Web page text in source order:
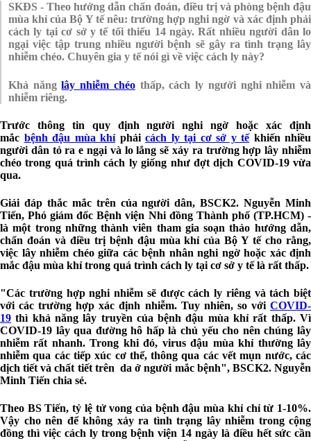
SKĐS - Theo hướng dẫn chẩn đoán, điều trị và phòng bệnh đậu
mùa khỉ của Bộ Y tế nêu: trường hợp nghi ngờ và xác định phải
cách ly tại cơ sở y tế tối thiểu 14 ngày. Rất nhiều người dân lo
ngại việc tập trung nhiều người bệnh sẽ gây ra tình trạng lây
nhiễm chéo. Chuyên gia y tế nói gì về việc cách ly này?
Khả nănglây nhiễm chéothấp, cách ly người nghi nhiễm và
nhiễm riêng.
Trước thông tin quy định người nghi ngờ hoặc xác định
mắc bệnh đậu mùa khỉ phải cách ly tại cơ sở y tếkhiến nhiều
người dân tỏ ra e ngại và lo lắng sẽ xảy ra trường hợp lây nhiễm
chéo trong quá trình cách ly giống như đợt dịch COVID-19 vừa
qua.
Giải đáp thắc mắc trên của người dân, BSCK2. Nguyễn Minh
Tiến, Phó giám đốc Bệnh viện Nhi đồng Thành phố (TP.HCM) -
là một trong những thành viên tham gia soạn thảo hướng dẫn,
chẩn đoán và điều trị bệnh đậu mùa khỉ của Bộ Y tế cho rằng,
việc lây nhiễm chéo giữa các bệnh nhân nghi ngờ hoặc xác định
mắc đậu mùa khỉ trong quá trình cách ly tại cơ sở y tế là rất thấp.
"Các trường hợp nghi nhiễm sẽ được cách ly riêng và tách biệt
với các trường hợp xác định nhiễm. Tuy nhiên, so với COVID-
19 thì khả năng lây truyền của bệnh đậu mùa khỉ rất thấp. Vì
COVID-19 lây qua đường hô hấp là chủ yếu cho nên chúng lây
nhiễm rất nhanh. Trong khi đó, virus đậu mùa khỉ thường lây
nhiễm qua các tiếp xúc cơ thể, thông qua các vết mụn nước, các
dịch tiết và chất tiết trên da ở người mắc bệnh", BSCK2. Nguyễn
Minh Tiến chia sẻ.
Theo BS Tiến, tỷ lệ tử vong của bệnh đậu mùa khỉ chỉ từ 1-10%.
Vậy cho nên để không xảy ra tình trạng lây nhiễm trong cộng
đồng thì việc cách ly trong bệnh viện 14 ngày là điều hết sức cần